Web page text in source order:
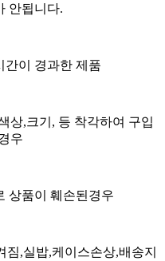
안됩니다.
간이 경과한 제품
상,크기, 등 착각하여 구입
우
상품이 훼손된경우
,실밥,케이스손상,배송지